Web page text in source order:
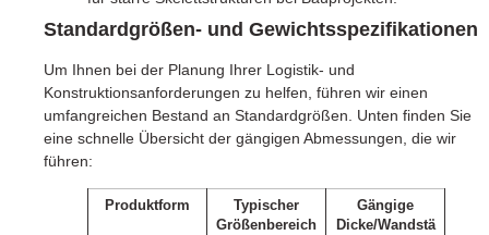
Standardgrößen- und Gewichtsspezifikationen
Um Ihnen bei der Planung Ihrer Logistik- und
Konstruktionsanforderungen zu helfen, führen wir einen
umfangreichen Bestand an Standardgrößen. Unten finden Sie
eine schnelle Übersicht der gängigen Abmessungen, die wir
führen:
Produktform
Typischer
Größenbereich
Gängige
Dicke/Wandstä